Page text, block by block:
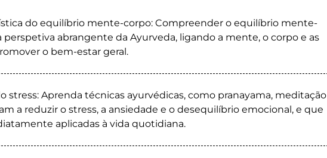
do equilíbrio mente-corpo: Compreender o equilíbrio mente-
perspetiva abrangente da Ayurveda, ligando a mente, o corpo e as
o bem-estar geral.
stress: Aprenda técnicas ayurvédicas, como pranayama, meditação
a reduzir o stress, a ansiedade e o desequilíbrio emocional, e que
aplicadas à vida quotidiana.